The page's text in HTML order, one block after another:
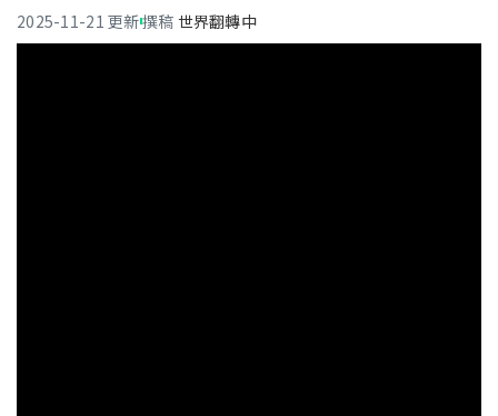
2025-11-21 更新撰稿 世界翻轉中